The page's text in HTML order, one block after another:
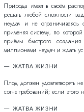
Природа имеет в своём
решать любой сложности
неудач и не ограничиваясь
применяя систему, по
приёмы быстрого
миллионами неудач и ждать
ЖАТВА ЖИЗНИ
Плод должен удовлетворять
сотне требований; если этого
ЖАТВА ЖИЗНИ